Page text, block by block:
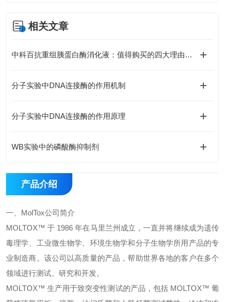
相关文章
中科百抗重组胰蛋白酶消化液：值得购买的四大理由与注意事项
分子实验中DNA连接酶的作用机制
分子实验中DNA连接酶的作用原理
WB实验中的磷酸酶抑制剂
产品介绍
一、 MolTox公司简介
MOLTOX™于 1986年在马里兰州成立，一直并将继续成为遗传
毒理学、工业微生物学、环境生物学和分子生物学所用产品的专
业制造商。该公司以高质量的产品，帮助世界各地的客户在多个
领域进行测试、研究和开发。
MOLTOX™生产用于致突变性测试的产品，包括 MOLTOX™葡